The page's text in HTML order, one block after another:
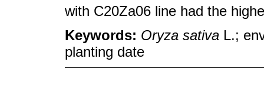
with C20Za06 line had the
Keywords: Oryza sativa L.;
planting date